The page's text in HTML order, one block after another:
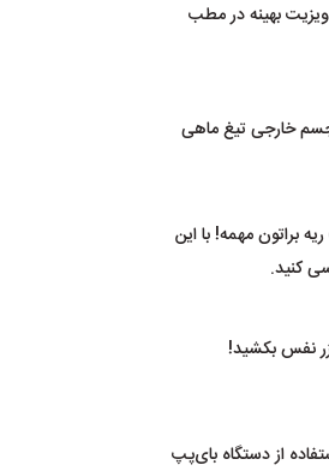
بهینه در مطب
خارجی تیغ ماهی
براتون مهمه! با این
کنید.
نفس بکشید!
از دستگاه بای‌پپ